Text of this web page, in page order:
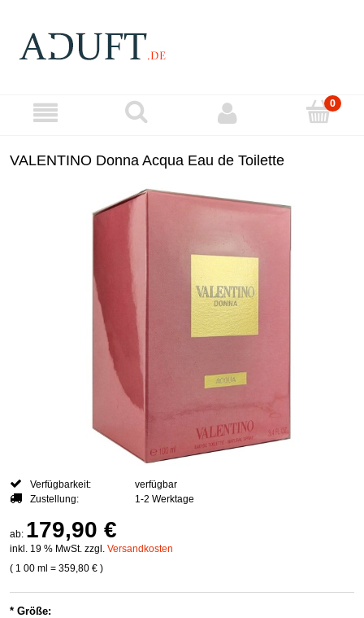
VALENTINO Donna Acqua Eau de Toilette
Verfügbarkeit:
verfügbar
Zustellung:
1-2 Werktage
ab: 179,90 €
inkl. 19 % MwSt. zzgl. Versandkosten
( 1 00 ml = 359,80 € )
* Größe: